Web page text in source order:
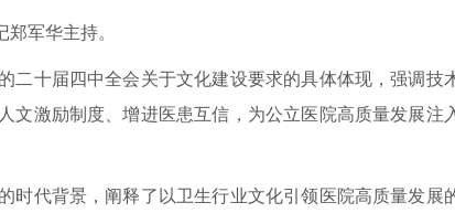
军华主持。
十届四中全会关于文化建设要求的具体体现，强调技
文激励制度、增进医患互信，为公立医院高质量发展注
代背景，阐释了以卫生行业文化引领医院高质量发展